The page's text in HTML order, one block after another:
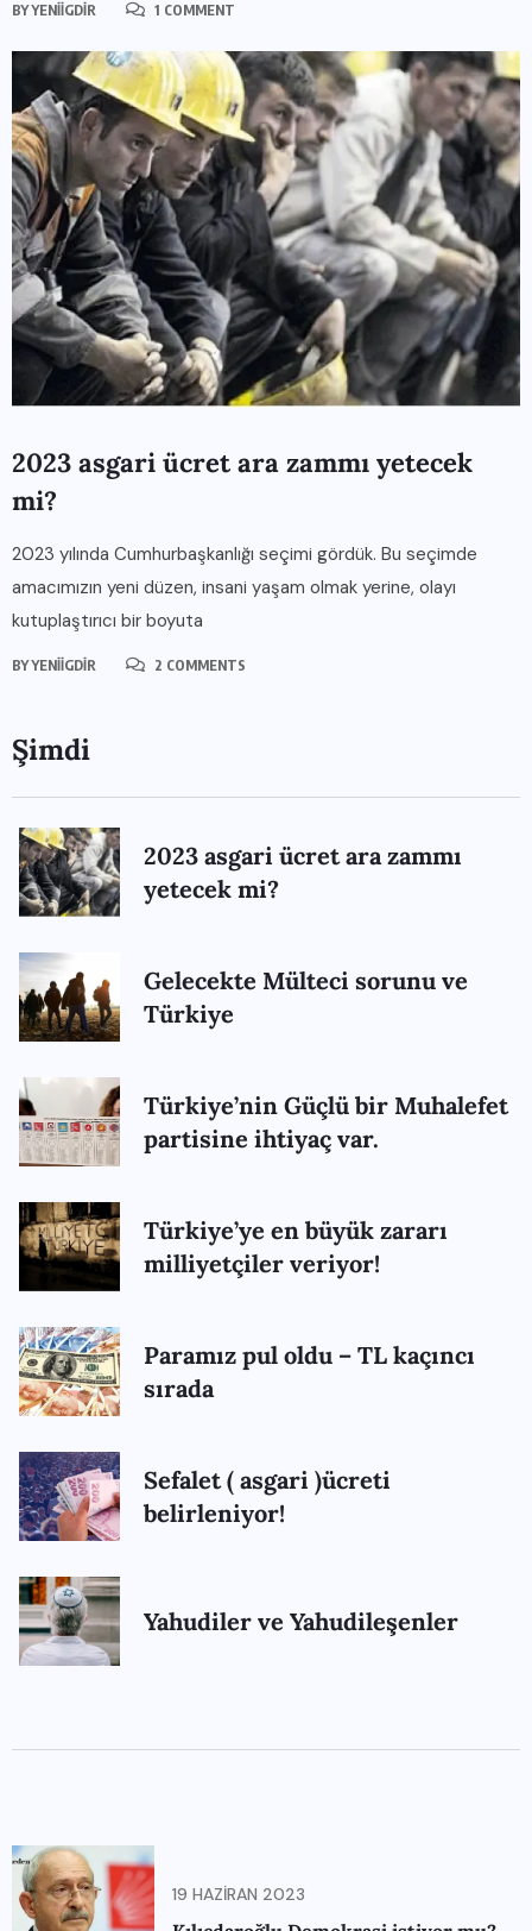
BYYENIIGDIR 1 COMMENT
2023 asgari ücret ara zammı yetecek
mi?
2023 yılında Cumhurbaşkanlığı seçimi gördük. Bu seçimde
amacımızın yeni düzen, insani yaşam olmak yerine, olayı
kutuplaştırıcı bir boyuta
BYYENIIGDIR 2 COMMENTS
Şimdi
2023 asgari ücret ara zammı
yetecek mi?
Gelecekte Mülteci sorunu ve
Türkiye
Türkiye’nin Güçlü bir Muhalefet
partisine ihtiyaç var.
Türkiye’ye en büyük zararı
milliyetçiler veriyor!
Paramız pul oldu – TL kaçıncı
sırada
Sefalet ( asgari )ücreti
belirleniyor!
Yahudiler ve Yahudileşenler
19 HAZIRAN 2023